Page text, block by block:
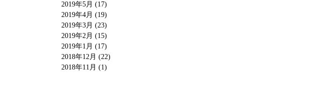
2019年5月 (17)
2019年4月 (19)
2019年3月 (23)
2019年2月 (15)
2019年1月 (17)
2018年12月 (22)
2018年11月 (1)